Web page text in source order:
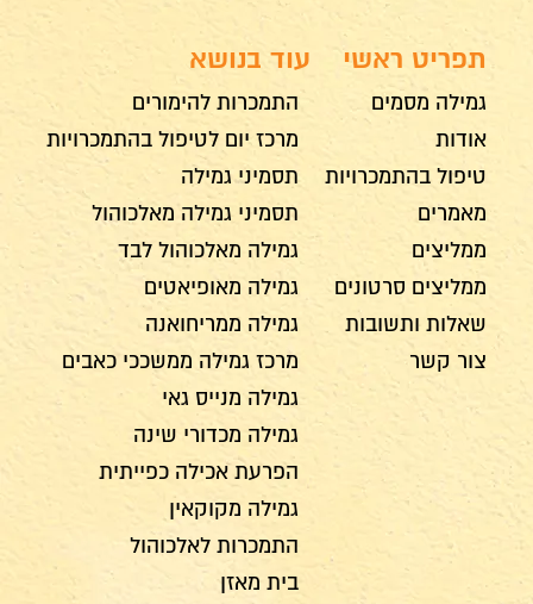
תפריט ראשי
גמילה מסמים
אודות
טיפול בהתמכרויות
מאמרים
ממליצים
ממליצים סרטונים
שאלות ותשובות
צור קשר
עוד בנושא
התמכרות להימורים
מרכז יום לטיפול בהתמכרויות
תסמיני גמילה
תסמיני גמילה מאלכוהול
גמילה מאלכוהול לבד
גמילה מאופיאטים
גמילה ממריחואנה
מרכז גמילה ממשככי כאבים
גמילה מנייס גאי
גמילה מכדורי שינה
הפרעת אכילה כפייתית
גמילה מקוקאין
התמכרות לאלכוהול
בית מאזן